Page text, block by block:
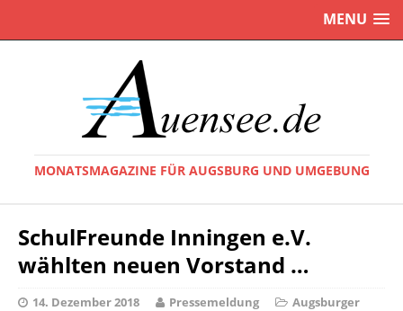
MENU
MONATSMAGAZINE FÜR AUGSBURG UND UMGEBUNG
SchulFreunde Inningen e.V.
wählten neuen Vorstand …
14. Dezember 2018 Pressemeldung
Augsburger